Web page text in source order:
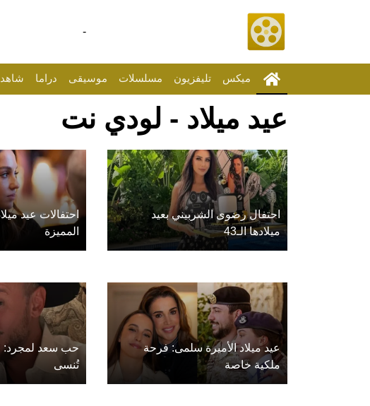
-
ميكس تليفزيون مسلسلات موسيقى دراما شاهد
عيد ميلاد - لودي نت
احتفال رضوى الشربيني بعيد
ميلادها الـ43
احتفالات عيد
المميزة
عيد ميلاد الأميرة سلمى: فرحة
ملكية خاصة
حب سعد لمجرد:
تُنسى